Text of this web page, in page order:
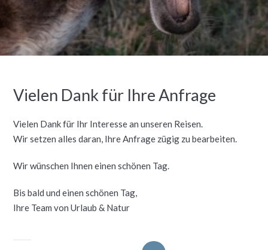
Vielen Dank für Ihre Anfrage
Vielen Dank für Ihr Interesse an unseren Reisen.
Wir setzen alles daran, Ihre Anfrage zügig zu bearbeiten.
Wir wünschen Ihnen einen schönen Tag.
Bis bald und einen schönen Tag,
Ihre Team von Urlaub & Natur